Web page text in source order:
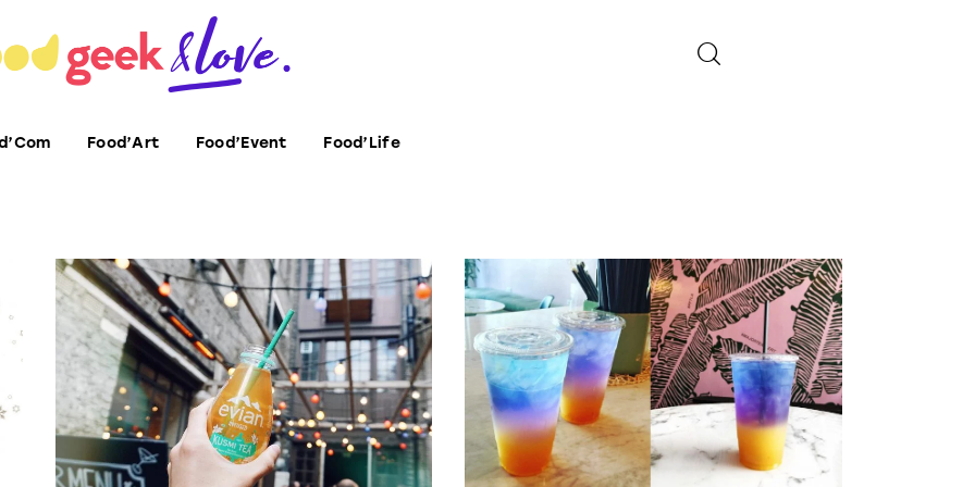
Food’Art Food’Event Food’Life